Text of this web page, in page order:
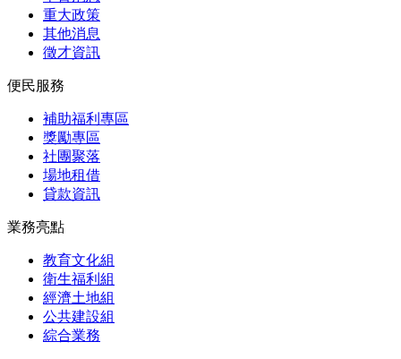
重大政策
其他消息
徵才資訊
便民服務
補助福利專區
獎勵專區
社團聚落
場地租借
貸款資訊
業務亮點
教育文化組
衛生福利組
經濟土地組
公共建設組
綜合業務